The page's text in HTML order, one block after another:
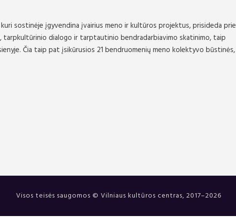
sostinėje įgyvendina įvairius meno ir kultūros projektus, prisideda prie
dialogo ir tarptautinio bendradarbiavimo skatinimo, taip
Čia taip pat įsikūrusios 21 bendruomenių meno kolektyvo būstinės,
Visos teisės saugomos © Vilniaus kultūros centras, 2017–2026